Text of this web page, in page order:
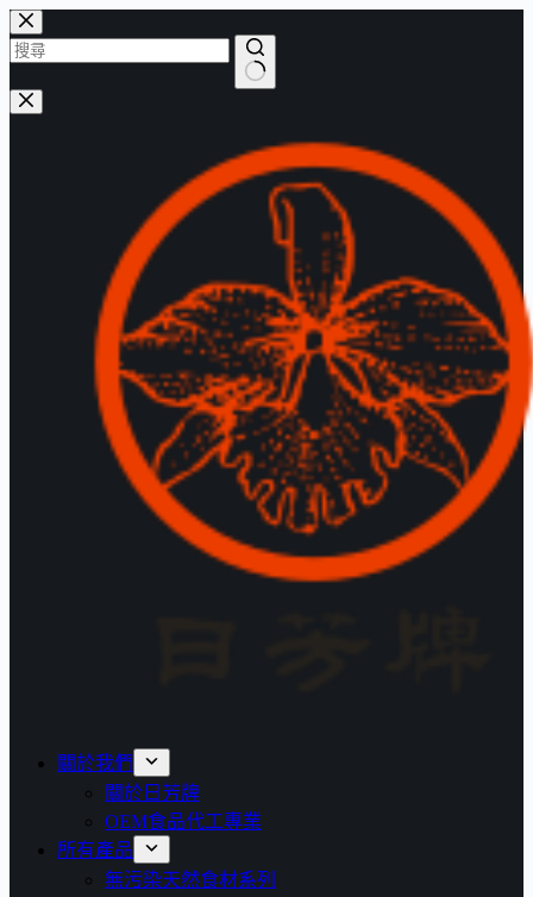
跳
至
要
找
關於我們
關於日芳牌
OEM食品代工專業
所有產品
無污染天然食材系列